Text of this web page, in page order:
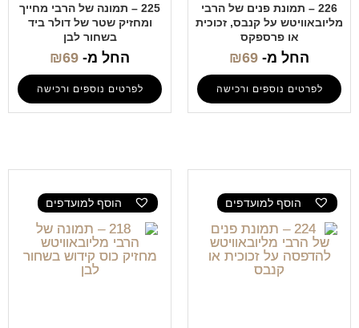
226 – תמונת פנים של הרבי
מליובאוויטש על קנבס, זכוכית
או פרספקס
החל מ- ₪69
לפרטים נוספים ורכישה
225 – תמונה של הרבי מחייך
ומחזיק שטר של דולר ביד
בשחור לבן
החל מ- ₪69
לפרטים נוספים ורכישה
הוסף למועדפים הוסף למועדפים